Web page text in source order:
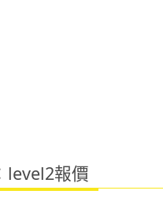
level2報價